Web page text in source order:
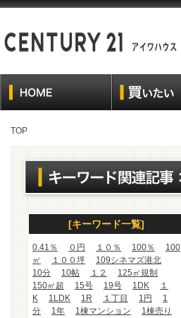
TOP
[キーワード一覧]
0.41％ ０円 １０％ 100％
100
㎡
１００坪
109シネマズ港北
10分
10帖 １２
125㎡規制
150㎡超
15号 19号 1DK
１
K
1LDK 1R １丁目 1円
1
分
1年 1棟マンション
1棟売り